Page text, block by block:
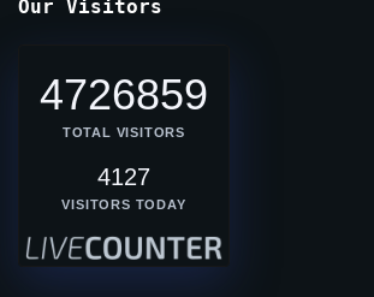
Our Visitors
4726859
TOTAL VISITORS
4127
VISITORS TODAY